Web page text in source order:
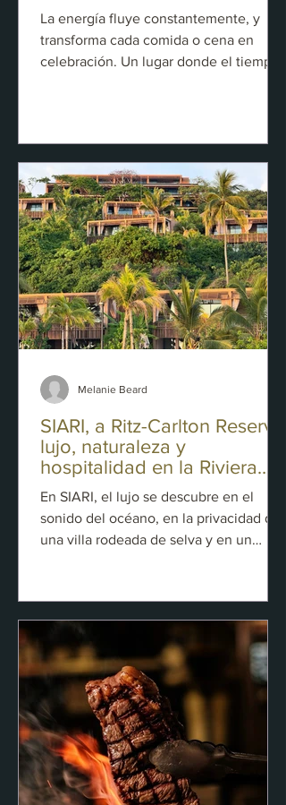
La energía fluye constantemente, y
transforma cada comida o cena en
celebración. Un lugar donde el tiempo
gastronomía se vive con intensidad,
espectáculo y placer.
SIARI, a Ritz-Carlton Reserve:
lujo, naturaleza y
hospitalidad en la Riviera
Nayarit
En SIARI, el lujo se descubre en el
sonido del océano, en la privacidad de
una villa rodeada de selva y en un
mi experiencia en SIARI, a Ritz-Carlton
Reserve, el primer Ritz-Carlton Reserve
de México, un refugio que redefine la
hospitalidad a través de la naturaleza, la
gastronomía y una atención
profundamente personalizada.
Melanie Beard